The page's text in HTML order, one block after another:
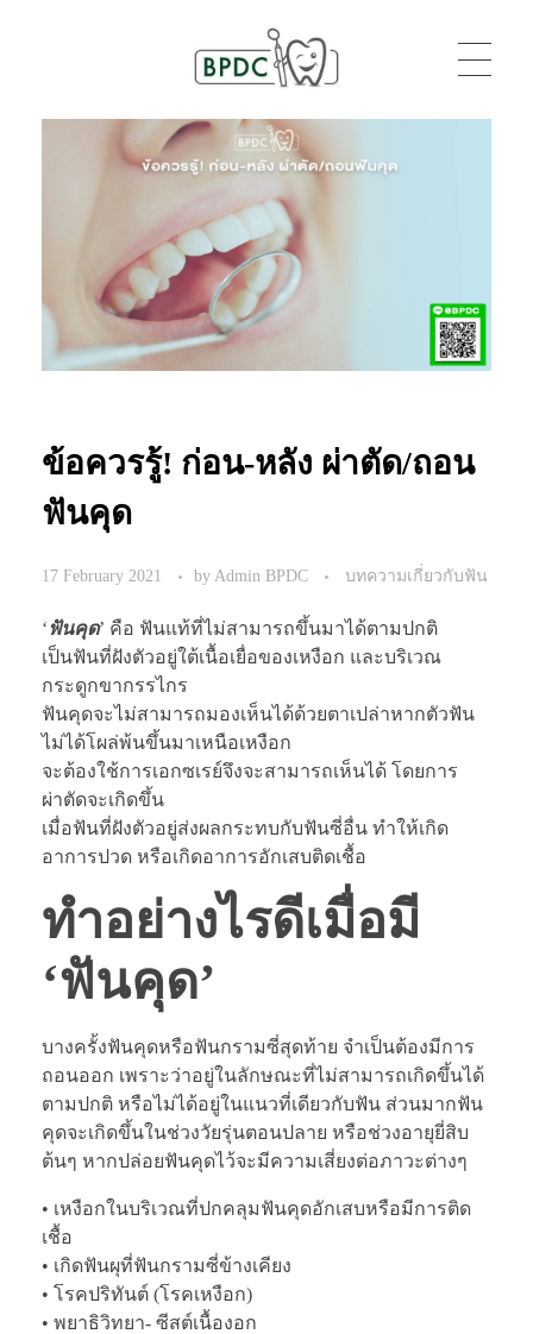
BPDC
แค่เว็บเวิร์ดเพรสเว็บหนึ่ง
ข้อควรรู้! ก่อน-หลัง ผ่าตัด/ถอน
ฟันคุด
17 February 2021 byAdmin BPDC บทความเกี่ยวกับฟัน
‘ฟันคุด’ คือ ฟันแท้ที่ไม่สามารถขึ้นมาได้ตามปกติ
เป็นฟันที่ฝังตัวอยู่ใต้เนื้อเยื่อของเหงือก และบริเวณ
กระดูกขากรรไกร
ฟันคุดจะไม่สามารถมองเห็นได้ด้วยตาเปล่าหากตัวฟัน
ไม่ได้โผล่พ้นขึ้นมาเหนือเหงือก
จะต้องใช้การเอกซเรย์จึงจะสามารถเห็นได้ โดยการ
ผ่าตัดจะเกิดขึ้น
เมื่อฟันที่ฝังตัวอยู่ส่งผลกระทบกับฟันซี่อื่น ทำให้เกิด
อาการปวด หรือเกิดอาการอักเสบติดเชื้อ
ทำอย่างไรดีเมื่อมี
‘ฟันคุด’
บางครั้งฟันคุดหรือฟันกรามซี่สุดท้าย จำเป็นต้องมีการ
ถอนออก เพราะว่าอยู่ในลักษณะที่ไม่สามารถเกิดขึ้นได้
ตามปกติ หรือไม่ได้อยู่ในแนวที่เดียวกับฟัน ส่วนมากฟัน
คุดจะเกิดขึ้นในช่วงวัยรุ่นตอนปลาย หรือช่วงอายุยี่สิบ
ต้นๆ หากปล่อยฟันคุดไว้จะมีความเสี่ยงต่อภาวะต่างๆ
• เหงือกในบริเวณที่ปกคลุมฟันคุดอักเสบหรือมีการติด
เชื้อ
• เกิดฟันผุที่ฟันกรามซี่ข้างเคียง
• โรคปริทันต์ (โรคเหงือก)
• พยาธิวิทยา- ซีสต์เนื้องอก